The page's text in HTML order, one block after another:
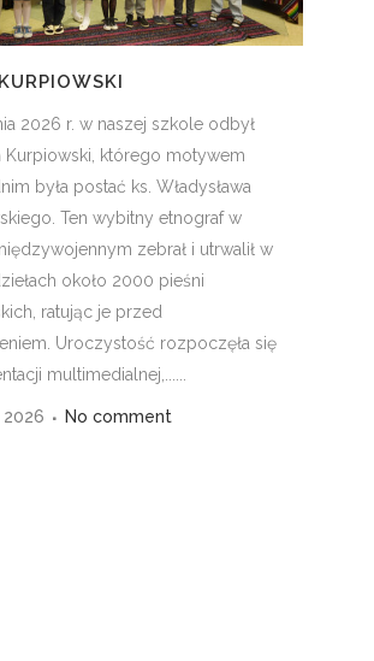
2026 r. w naszej szkole odbył
Kurpiowski, którego motywem
była postać ks. Władysława
Ten wybitny etnograf w
zebrał i utrwalił w
około 2000 pieśni
ratując je przed
Uroczystość rozpoczęła się
multimedialnej,......
No comment
0
1
2
3
0
1
2